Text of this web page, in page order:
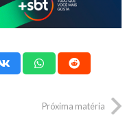
Próxima matéria